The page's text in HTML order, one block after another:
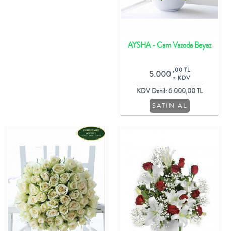
AYSHA - Cam Vazoda Beyaz
5.000 ,00 TL
+ KDV
KDV Dahil: 6.000,00 TL
SATIN AL